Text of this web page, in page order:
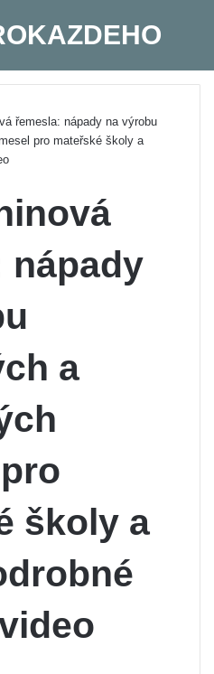
řemesla: nápady na výrobu
pro mateřské školy a
nápady
a
školy a